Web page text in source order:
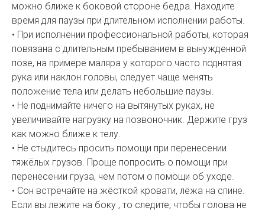
можно ближе к боковой стороне бедра. Находите
время для паузы при длительном исполнении работы.
• При исполнении профессиональной работы, которая
повязана с длительным пребыванием в вынужденной
позе, на примере маляра у которого часто поднятая
рука или наклон головы, следует чаще менять
положение тела или делать небольшие паузы.
• Не поднимайте ничего на вытянутых руках, не
увеличивайте нагрузку на позвоночник. Держите груз
как можно ближе к телу.
• Не стыдитесь просить помощи при перенесении
тяжёлых грузов. Проще попросить о помощи при
перенесении груза, чем потом о помощи об уходе.
• Сон встречайте на жёсткой кровати, лёжа на спине.
Если вы лежите на боку , то следите, чтобы голова не